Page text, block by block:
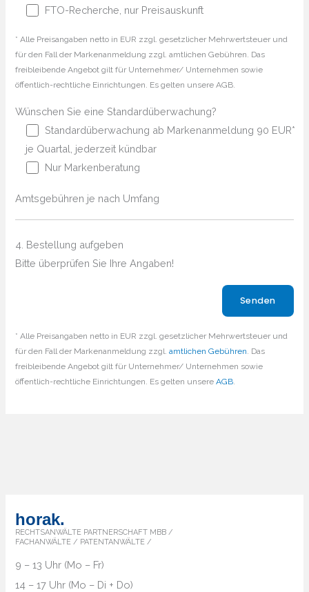
FTO-Recherche, nur Preisauskunft
* Alle Preisangaben netto in EUR zzgl. gesetzlicher Mehrwertsteuer und
für den Fall der Markenanmeldung zzgl. amtlichen Gebühren. Das
freibleibende Angebot gilt für Unternehmer/ Unternehmen sowie
öffentlich-rechtliche Einrichtungen. Es gelten unsere AGB.
Wünschen Sie eine Standardüberwachung?
Standardüberwachung ab Markenanmeldung 90 EUR*
je Quartal, jederzeit kündbar
Nur Markenberatung
Amtsgebühren je nach Umfang
4. Bestellung aufgeben
Bitte überprüfen Sie Ihre Angaben!
* Alle Preisangaben netto in EUR zzgl. gesetzlicher Mehrwertsteuer und
für den Fall der Markenanmeldung zzgl.amtlichen Gebühren. Das
freibleibende Angebot gilt für Unternehmer/ Unternehmen sowie
öffentlich-rechtliche Einrichtungen. Es gelten unsereAGB.
horak.
RECHTSANWÄLTE PARTNERSCHAFT MBB /
FACHANWÄLTE / PATENTANWÄLTE /
9 – 13 Uhr (Mo – Fr)
14 – 17 Uhr (Mo – Di + Do)